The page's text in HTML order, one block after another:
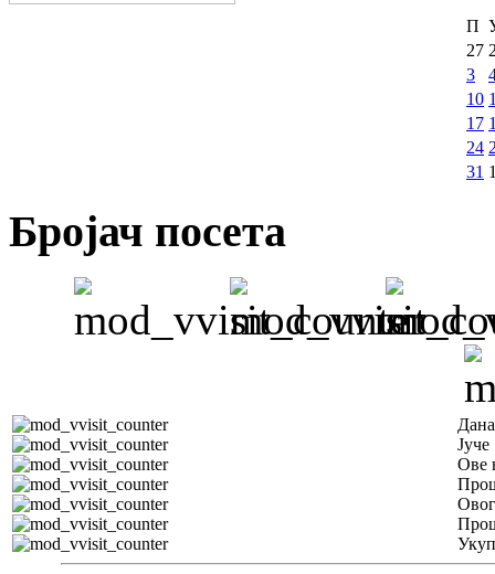
П
27
3
10
17
24
31
Бројач посета
Јуче
Ове